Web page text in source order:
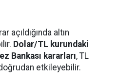
açıldığında altın
Dolar/TL kurundaki
Bankası kararları, TL
etkileyebilir.